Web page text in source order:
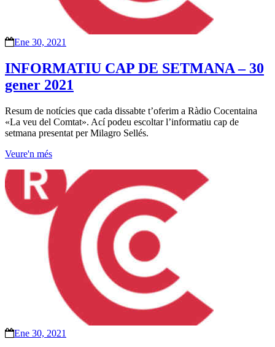
Ene 30, 2021
INFORMATIU CAP DE SETMANA – 30
gener 2021
Resum de notícies que cada dissabte t’oferim a Ràdio Cocentaina
«La veu del Comtat». Ací podeu escoltar l’informatiu cap de
setmana presentat per Milagro Sellés.
Veure'n més
Ene 30, 2021